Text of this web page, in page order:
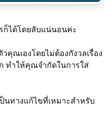
ก็ได้โดยลับแน่นอนค่ะ
คุณเองโดยไม่ต้องกังวลเรื่อง
ทำให้คุณจำกัดในการใส่
นทางแก้ไขที่เหมาะสำหรับ